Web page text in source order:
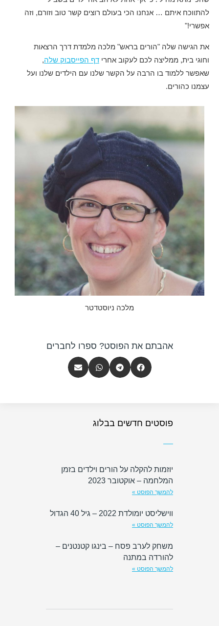
להתווכח איתם … אנחנו הכי בעולם רוצים קשר טוב וזורם, וזה
אפשרי!"
את הגישה שלה "הורים בראש" מלכה מלמדת דרך הרצאות
וחוגי בית, ממליצה לכם לעקוב אחרי דף הפייסבוק שלה,
שאפשר ללמוד בו הרבה על הקשר שלנו עם הילדים שלנו ועל
עצמנו כהורים.
מלכה ניוסטדטר
אהבתם את הפוסט? ספרו לחברים
פוסטים חדשים בבלוג
יוזמות להקלה על הורים וילדים בזמן
המלחמה – אוקטובר 2023
להמשך הפוסט »
ווישליסט יומולדת 2022 – גיל 40 הגדול
להמשך הפוסט »
משחק לערב פסח – בינגו קטנטנים –
להורדה במתנה
להמשך הפוסט »